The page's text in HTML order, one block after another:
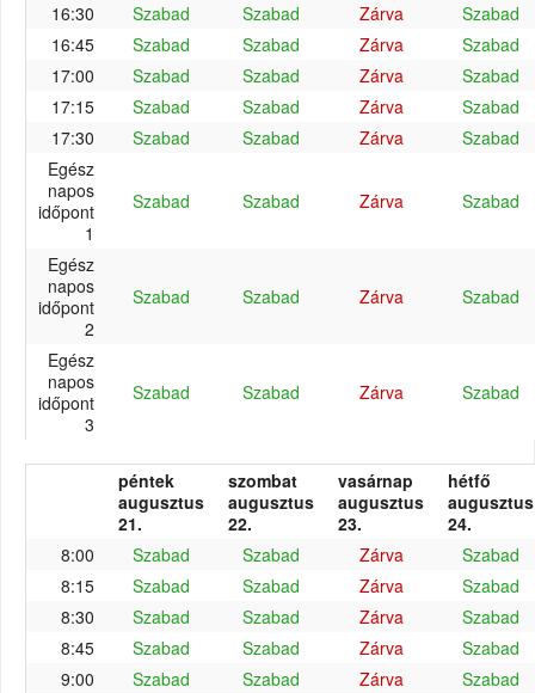
16:30 Szabad Szabad Zárva
Szabad
16:45
Szabad Szabad Zárva
Szabad
17:00
Szabad Szabad Zárva
Szabad
17:15
Szabad Szabad Zárva
Szabad
17:30
Szabad Szabad Zárva
Szabad
Egész
napos
időpont
1
Szabad Szabad Zárva Szabad
Egész
napos
időpont
2
Szabad Szabad Zárva Szabad
Egész
napos
időpont
3
Szabad Szabad Zárva Szabad
péntek
augusztus
21.
szombat
augusztus
22.
vasárnap
augusztus
23.
hétfő
augusztus
24.
8:00
Szabad Szabad Zárva
Szabad
8:15
Szabad Szabad Zárva
Szabad
8:30
Szabad Szabad Zárva
Szabad
8:45
Szabad Szabad Zárva
Szabad
9:00
Szabad Szabad Zárva
Szabad